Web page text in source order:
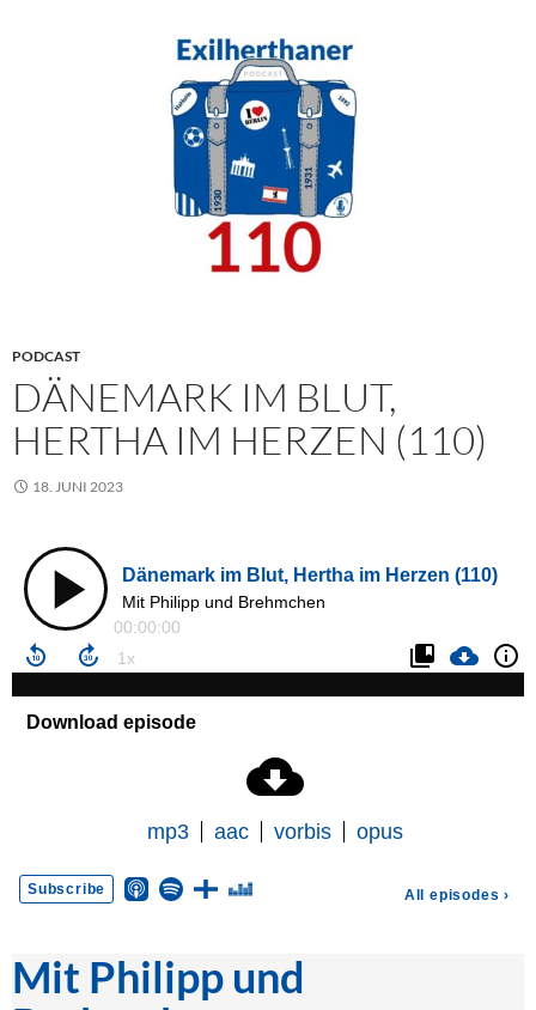
PODCAST
DÄNEMARK IM BLUT,
HERTHA IM HERZEN (110)
18. JUNI 2023
Mit Philipp und